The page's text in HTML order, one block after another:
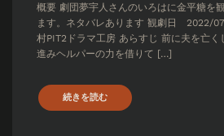
概要 劇団夢宇人さんのいろはに金平糖を
ます。ネタバレあります 観劇日 2022/
村PIT2ドラマ工房 あらすじ 前に夫を亡く
進みヘルパーの力を借りて […]
続きを読む